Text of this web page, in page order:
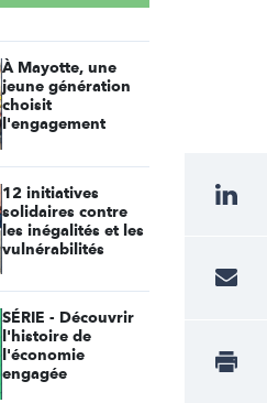
À Mayotte, une
jeune génération
choisit
l'engagement
12 initiatives
solidaires contre
les inégalités et les
vulnérabilités
SÉRIE - Découvrir
l'histoire de
l'économie
engagée